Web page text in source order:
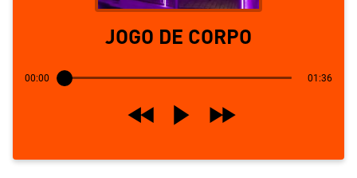
JOGO DE CORPO
00:00 01:36